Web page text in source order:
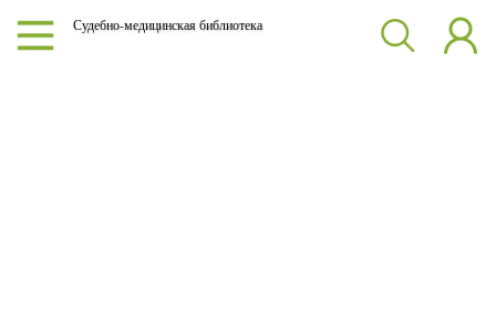
Судебно-медицинская библиотека